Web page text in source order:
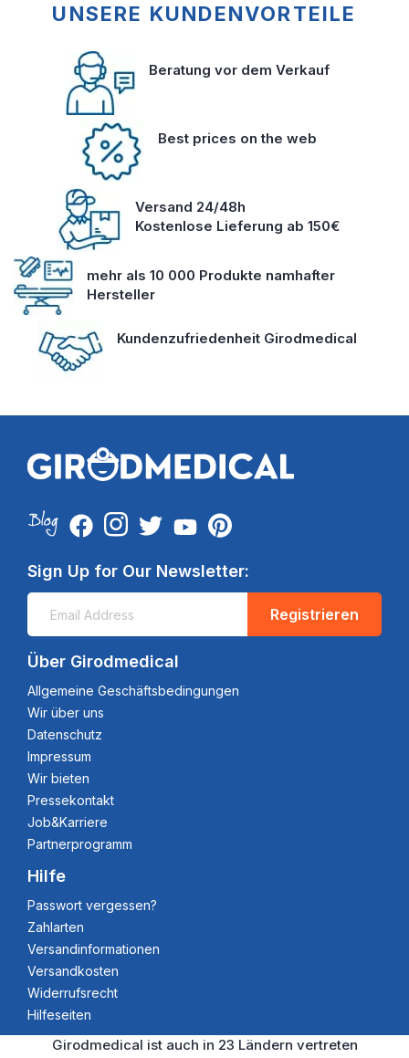
UNSERE KUNDENVORTEILE
Beratung vor dem Verkauf
Best prices on the web
Versand 24/48h
Kostenlose Lieferung ab 150€
mehr als 10 000 Produkte namhafter
Hersteller
Kundenzufriedenheit Girodmedical
Sign Up for Our Newsletter:
Registrieren
Über Girodmedical
Allgemeine Geschäftsbedingungen
Wir über uns
Datenschutz
Impressum
Wir bieten
Pressekontakt
Job&Karriere
Partnerprogramm
Hilfe
Passwort vergessen?
Zahlarten
Versandinformationen
Versandkosten
Widerrufsrecht
Hilfeseiten
Girodmedical ist auch in 23 Ländern vertreten